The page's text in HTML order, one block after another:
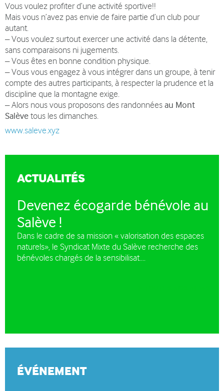
Vous voulez profiter d’une activité sportive!!
Mais vous n’avez pas envie de faire partie d’un club pour
autant.
– Vous voulez surtout exercer une activité dans la détente,
sans comparaisons ni jugements.
– Vous êtes en bonne condition physique.
– Vous vous engagez à vous intégrer dans un groupe, à tenir
compte des autres participants, à respecter la prudence et la
discipline que la montagne exige.
– Alors nous vous proposons des randonnées au Mont
Salève tous les dimanches.
www.saleve.xyz
ACTUALITÉS
Devenez écogarde bénévole au
Salève !
Dans le cadre de sa mission « valorisation des espaces
naturels», le Syndicat Mixte du Salève recherche des
bénévoles chargés de la sensibilisat....
ÉVÉNEMENT